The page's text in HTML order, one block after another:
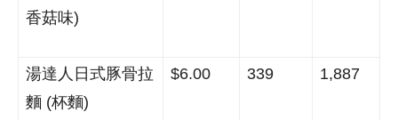
香菇味)
湯達人日式豚骨拉
麵 (杯麵)
$6.00 339 1,887